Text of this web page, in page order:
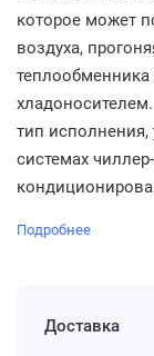
которое может
воздуха,
тип
системах
Подробнее
Доставка